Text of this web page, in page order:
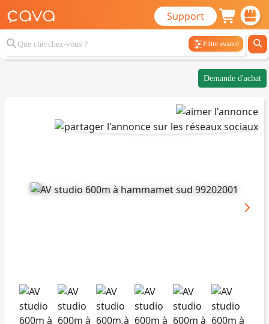
Support
Filtre avancé
Demande d'achat